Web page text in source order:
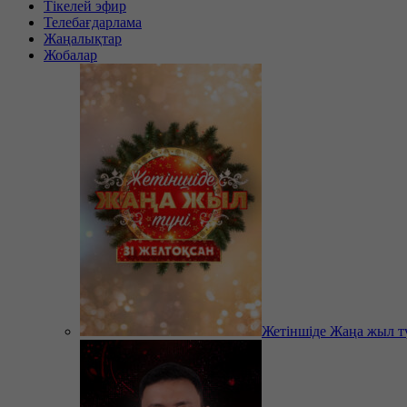
Тікелей эфир
Телебағдарлама
Жаңалықтар
Жобалар
Жетіншіде Жаңа жыл